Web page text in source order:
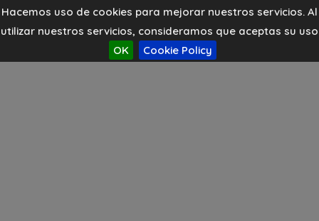
Hacemos uso de cookies para mejorar nuestros servicios. Al
utilizar nuestros servicios, consideramos que aceptas su uso
OK
Cookie Policy